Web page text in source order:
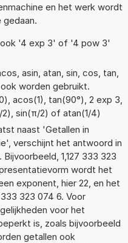
en het werk wordt
'4 exp 3' of '4 pow 3'
asin, atan, sin, cos, tan,
worden gebruikt.
acos(1), tan(90°), 2 exp 3,
sin(π/2) of atan(1/4)
naast 'Getallen in
verschijnt het antwoord in
1,127 333 323
wordt het
exponent, hier 22, en het
323 074 6. Voor
voor het
is, zoals bijvoorbeeld
getallen ook